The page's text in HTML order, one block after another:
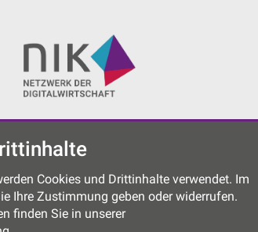
|
Cookies und Drittinhalte verwendet. Im
Ihre Zustimmung geben oder widerrufen.
finden Sie in unserer